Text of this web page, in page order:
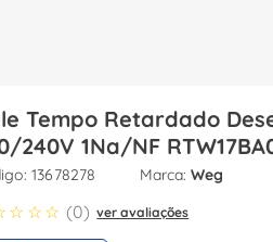
Tempo Retardado
240V 1Na/NF
: 13678278 Weg
☆ ☆ ☆ (0) ver avaliações